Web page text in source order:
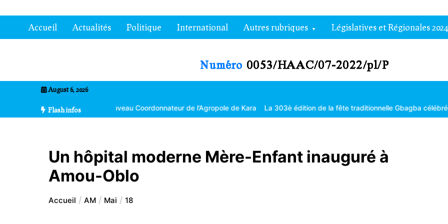
au
contenuAccueil Actualités Politique International Autres rubriques Législatives et Régionales 2024
August 6, 2026
Flash infos
Bikpéta nommé nouveau Coordonnateur de l’Agropole de Kara La 303è édition de la fête traditionnelle Gbagba célébrée dans la
Un hôpital moderne Mère-Enfant inauguré à
Amou-Oblo
Accueil AM Mai 18